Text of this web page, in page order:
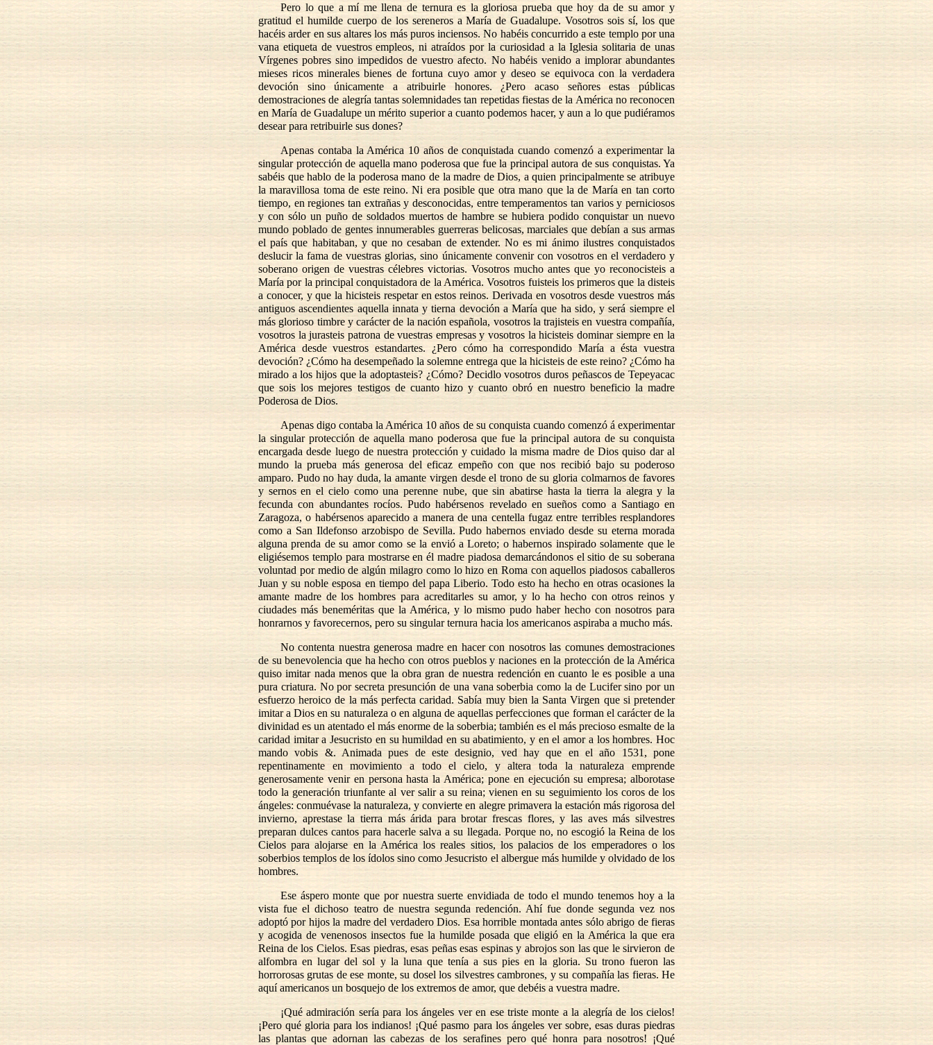
Pero lo que a mí me llena de ternura es la gloriosa prueba que hoy da de su amor y
gratitud el humilde cuerpo de los sereneros a María de Guadalupe. Vosotros sois sí, los que
hacéis arder en sus altares los más puros inciensos. No habéis concurrido a este templo por una
vana etiqueta de vuestros empleos, ni atraídos por la curiosidad a la Iglesia solitaria de unas
Vírgenes pobres sino impedidos de vuestro afecto. No habéis venido a implorar abundantes
mieses ricos minerales bienes de fortuna cuyo amor y deseo se equivoca con la verdadera
devoción sino únicamente a atribuirle honores. ¿Pero acaso señores estas públicas
demostraciones de alegría tantas solemnidades tan repetidas fiestas de la América no reconocen
en María de Guadalupe un mérito superior a cuanto podemos hacer, y aun a lo que pudiéramos
desear para retribuirle sus dones?
Apenas contaba la América 10 años de conquistada cuando comenzó a experimentar la
singular protección de aquella mano poderosa que fue la principal autora de sus conquistas. Ya
sabéis que hablo de la poderosa mano de la madre de Dios, a quien principalmente se atribuye
la maravillosa toma de este reino. Ni era posible que otra mano que la de María en tan corto
tiempo, en regiones tan extrañas y desconocidas, entre temperamentos tan varios y perniciosos
y con sólo un puño de soldados muertos de hambre se hubiera podido conquistar un nuevo
mundo poblado de gentes innumerables guerreras belicosas, marciales que debían a sus armas
el país que habitaban, y que no cesaban de extender. No es mi ánimo ilustres conquistados
deslucir la fama de vuestras glorias, sino únicamente convenir con vosotros en el verdadero y
soberano origen de vuestras célebres victorias. Vosotros mucho antes que yo reconocisteis a
María por la principal conquistadora de la América. Vosotros fuisteis los primeros que la disteis
a conocer, y que la hicisteis respetar en estos reinos. Derivada en vosotros desde vuestros más
antiguos ascendientes aquella innata y tierna devoción a María que ha sido, y será siempre el
más glorioso timbre y carácter de la nación española, vosotros la trajisteis en vuestra compañía,
vosotros la jurasteis patrona de vuestras empresas y vosotros la hicisteis dominar siempre en la
América desde vuestros estandartes. ¿Pero cómo ha correspondido María a ésta vuestra
devoción? ¿Cómo ha desempeñado la solemne entrega que la hicisteis de este reino? ¿Cómo ha
mirado a los hijos que la adoptasteis? ¿Cómo? Decidlo vosotros duros peñascos de Tepeyacac
que sois los mejores testigos de cuanto hizo y cuanto obró en nuestro beneficio la madre
Poderosa de Dios.
Apenas digo contaba la América 10 años de su conquista cuando comenzó á experimentar
la singular protección de aquella mano poderosa que fue la principal autora de su conquista
encargada desde luego de nuestra protección y cuidado la misma madre de Dios quiso dar al
mundo la prueba más generosa del eficaz empeño con que nos recibió bajo su poderoso
amparo. Pudo no hay duda, la amante virgen desde el trono de su gloria colmarnos de favores
y sernos en el cielo como una perenne nube, que sin abatirse hasta la tierra la alegra y la
fecunda con abundantes rocíos. Pudo habérsenos revelado en sueños como a Santiago en
Zaragoza, o habérsenos aparecido a manera de una centella fugaz entre terribles resplandores
como a San Ildefonso arzobispo de Sevilla. Pudo habernos enviado desde su eterna morada
alguna prenda de su amor como se la envió a Loreto; o habernos inspirado solamente que le
eligiésemos templo para mostrarse en él madre piadosa demarcándonos el sitio de su soberana
voluntad por medio de algún milagro como lo hizo en Roma con aquellos piadosos caballeros
Juan y su noble esposa en tiempo del papa Liberio. Todo esto ha hecho en otras ocasiones la
amante madre de los hombres para acreditarles su amor, y lo ha hecho con otros reinos y
ciudades más beneméritas que la América, y lo mismo pudo haber hecho con nosotros para
honrarnos y favorecernos, pero su singular ternura hacia los americanos aspiraba a mucho más.
No contenta nuestra generosa madre en hacer con nosotros las comunes demostraciones
de su benevolencia que ha hecho con otros pueblos y naciones en la protección de la América
quiso imitar nada menos que la obra gran de nuestra redención en cuanto le es posible a una
pura criatura. No por secreta presunción de una vana soberbia como la de Lucifer sino por un
esfuerzo heroico de la más perfecta caridad. Sabía muy bien la Santa Virgen que si pretender
imitar a Dios en su naturaleza o en alguna de aquellas perfecciones que forman el carácter de la
divinidad es un atentado el más enorme de la soberbia; también es el más precioso esmalte de la
caridad imitar a Jesucristo en su humildad en su abatimiento, y en el amor a los hombres. Hoc
mando vobis &. Animada pues de este designio, ved hay que en el año 1531, pone
repentinamente en movimiento a todo el cielo, y altera toda la naturaleza emprende
generosamente venir en persona hasta la América; pone en ejecución su empresa; alborotase
todo la generación triunfante al ver salir a su reina; vienen en su seguimiento los coros de los
ángeles: conmuévase la naturaleza, y convierte en alegre primavera la estación más rigorosa del
invierno, aprestase la tierra más árida para brotar frescas flores, y las aves más silvestres
preparan dulces cantos para hacerle salva a su llegada. Porque no, no escogió la Reina de los
Cielos para alojarse en la América los reales sitios, los palacios de los emperadores o los
soberbios templos de los ídolos sino como Jesucristo el albergue más humilde y olvidado de los
hombres.
Ese áspero monte que por nuestra suerte envidiada de todo el mundo tenemos hoy a la
vista fue el dichoso teatro de nuestra segunda redención. Ahí fue donde segunda vez nos
adoptó por hijos la madre del verdadero Dios. Esa horrible montada antes sólo abrigo de fieras
y acogida de venenosos insectos fue la humilde posada que eligió en la América la que era
Reina de los Cielos. Esas piedras, esas peñas esas espinas y abrojos son las que le sirvieron de
alfombra en lugar del sol y la luna que tenía a sus pies en la gloria. Su trono fueron las
horrorosas grutas de ese monte, su dosel los silvestres cambrones, y su compañía las fieras. He
aquí americanos un bosquejo de los extremos de amor, que debéis a vuestra madre.
¡Qué admiración sería para los ángeles ver en ese triste monte a la alegría de los cielos!
¡Pero qué gloria para los indianos! ¡Qué pasmo para los ángeles ver sobre, esas duras piedras
las plantas que adornan las cabezas de los serafines pero qué honra para nosotros! ¡Qué